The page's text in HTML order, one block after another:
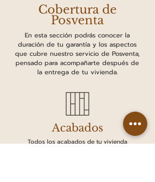
Cobertura de
Posventa
En esta sección podrás conocer la
duración de tu garantía y los aspectos
que cubre nuestro servicio de Posventa,
pensado para acompañarte después de
la entrega de tu vivienda.
Acabados
Todos los acabados de tu vivienda